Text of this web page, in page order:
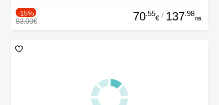
-15%
83.00€ 70.55
€ / 137.98
лв.